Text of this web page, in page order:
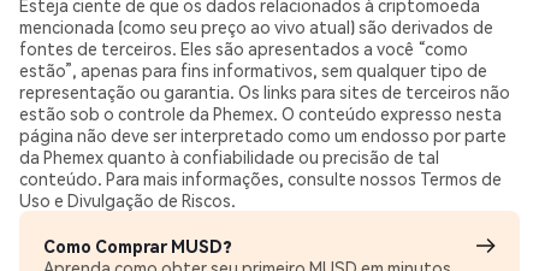
Esteja ciente de que os dados relacionados à criptomoeda
mencionada (como seu preço ao vivo atual) são derivados de
fontes de terceiros. Eles são apresentados a você “como
estão”, apenas para fins informativos, sem qualquer tipo de
representação ou garantia. Os links para sites de terceiros não
estão sob o controle da Phemex. O conteúdo expresso nesta
página não deve ser interpretado como um endosso por parte
da Phemex quanto à confiabilidade ou precisão de tal
conteúdo. Para mais informações, consulte nossos Termos de
Uso e Divulgação de Riscos.
Como Comprar MUSD?